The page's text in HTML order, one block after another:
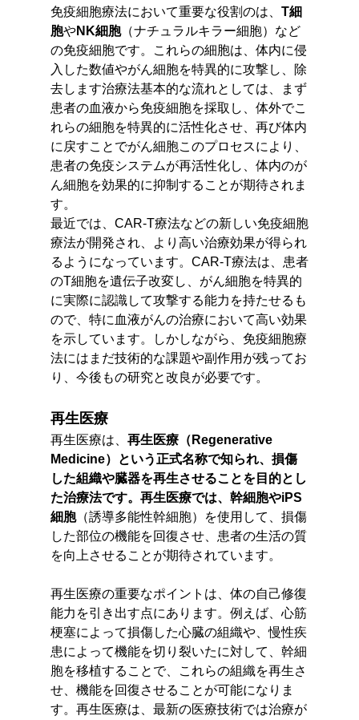
免疫細胞療法において重要な役割のは、 T細
胞やNK細胞（ナチュラルキラー細胞）など
の免疫細胞です。これらの細胞は、体内に侵
入した数値やがん細胞を特異的に攻撃し、除
去します治療法基本的な流れとしては、まず
患者の血液から免疫細胞を採取し、体外でこ
れらの細胞を特異的に活性化させ、再び体内
に戻すことでがん細胞このプロセスにより、
患者の免疫システムが再活性化し、体内のが
ん細胞を効果的に抑制することが期待されま
す。
最近では、CAR-T療法などの新しい免疫細胞
療法が開発され、より高い治療効果が得られ
るようになっています。CAR-T療法は、患者
のT細胞を遺伝子改変し、がん細胞を特異的
に実際に認識して攻撃する能力を持たせるも
ので、特に血液がんの治療において高い効果
を示しています。しかしながら、免疫細胞療
法にはまだ技術的な課題や副作用が残ってお
り、今後もの研究と改良が必要です。
再生医療
再生医療は、 再生医療（Regenerative
Medicine）という正式名称で知られ、損傷
した組織や臓器を再生させることを目的とし
た治療法です。再生医療では、幹細胞やiPS
細胞（誘導多能性幹細胞）を使用して、損傷
した部位の機能を回復させ、患者の生活の質
を向上させることが期待されています。
再生医療の重要なポイントは、体の自己修復
能力を引き出す点にあります。例えば、心筋
梗塞によって損傷した心臓の組織や、慢性疾
患によって機能を切り裂いたに対して、幹細
胞を移植することで、これらの組織を再生さ
せ、機能を回復させることが可能になりま
す。再生医療は、最新の医療技術では治療が